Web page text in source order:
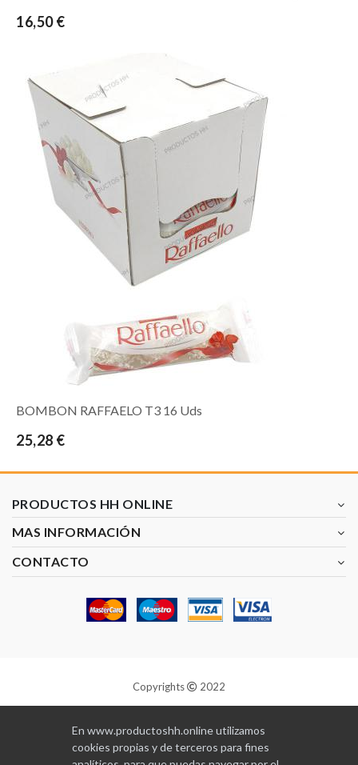
16,50 €
BOMBON RAFFAELO T3 16 Uds
25,28 €
PRODUCTOS HH ONLINE
MAS INFORMACIÓN
CONTACTO
Copyrights 2022
Diseñado y programado porGABALA
En www.productoshh.online utilizamos
cookies propias y de terceros para fines